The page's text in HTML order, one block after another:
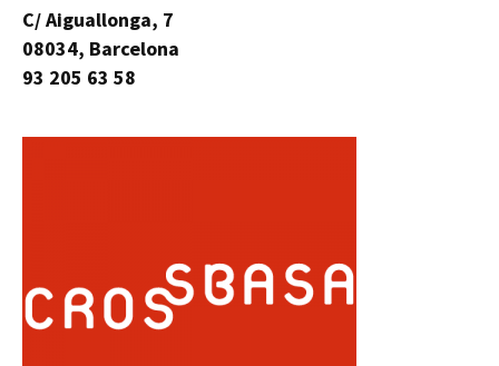
C/ Aiguallonga, 7
08034, Barcelona
93 205 63 58